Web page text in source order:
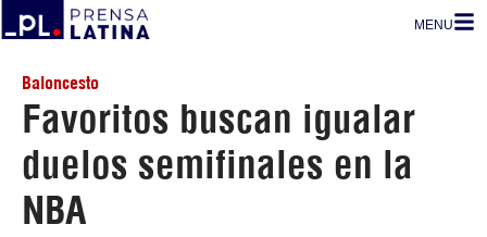
MENU
Baloncesto
Favoritos buscan igualar
duelos semifinales en la
NBA